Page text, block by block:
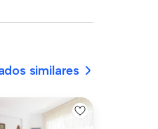
similares